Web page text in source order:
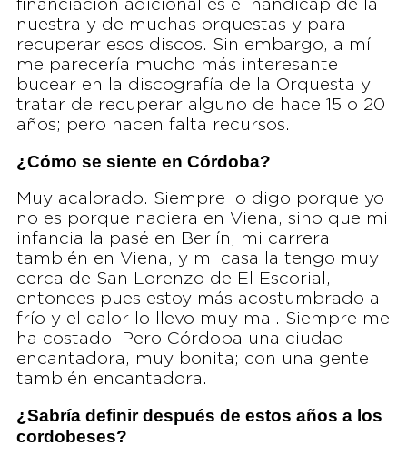
financiación adicional es el hándicap de la
nuestra y de muchas orquestas y para
recuperar esos discos. Sin embargo, a mí
me parecería mucho más interesante
bucear en la discografía de la Orquesta y
tratar de recuperar alguno de hace 15 o 20
años; pero hacen falta recursos.
¿Cómo se siente en Córdoba?
Muy acalorado. Siempre lo digo porque yo
no es porque naciera en Viena, sino que mi
infancia la pasé en Berlín, mi carrera
también en Viena, y mi casa la tengo muy
cerca de San Lorenzo de El Escorial,
entonces pues estoy más acostumbrado al
frío y el calor lo llevo muy mal. Siempre me
ha costado. Pero Córdoba una ciudad
encantadora, muy bonita; con una gente
también encantadora.
¿Sabría definir después de estos años a los
cordobeses?